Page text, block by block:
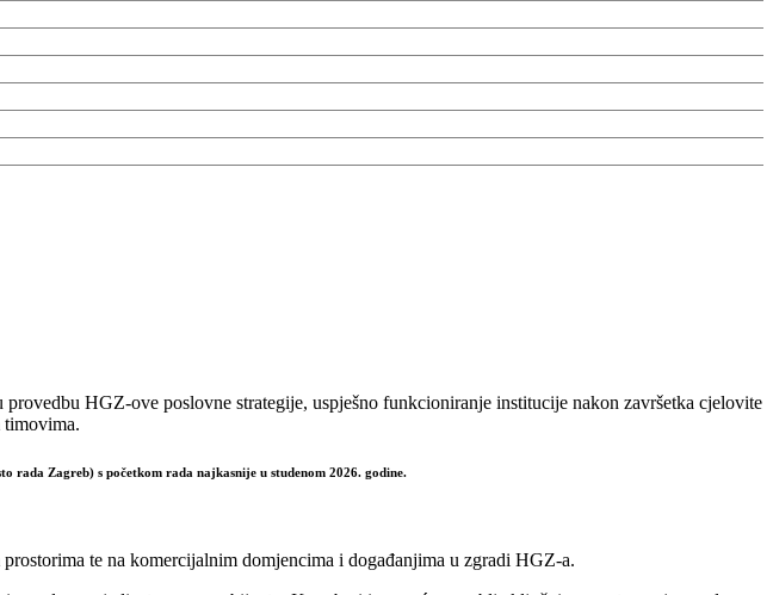
HGZ-ove poslovne strategije, uspješno funkcioniranje institucije nakon završetka cjelovite
timovima.
rada Zagreb) s početkom rada najkasnije u studenom 2026. godine.
te na komercijalnim domjencima i događanjima u zgradi HGZ-a.